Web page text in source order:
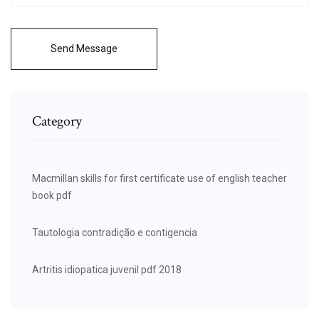
Send Message
Category
Macmillan skills for first certificate use of english teacher
book pdf
Tautologia contradição e contigencia
Artritis idiopatica juvenil pdf 2018